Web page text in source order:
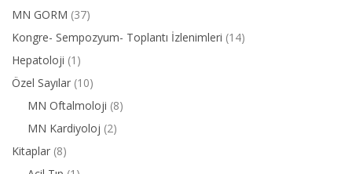
MN GORM (37)
Kongre- Sempozyum- Toplantı İzlenimleri (14)
Hepatoloji (1)
Özel Sayılar (10)
MN Oftalmoloji (8)
MN Kardiyoloj (2)
Kitaplar (8)